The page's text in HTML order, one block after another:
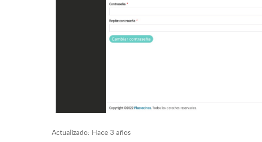
Actualizado: Hace 3 años